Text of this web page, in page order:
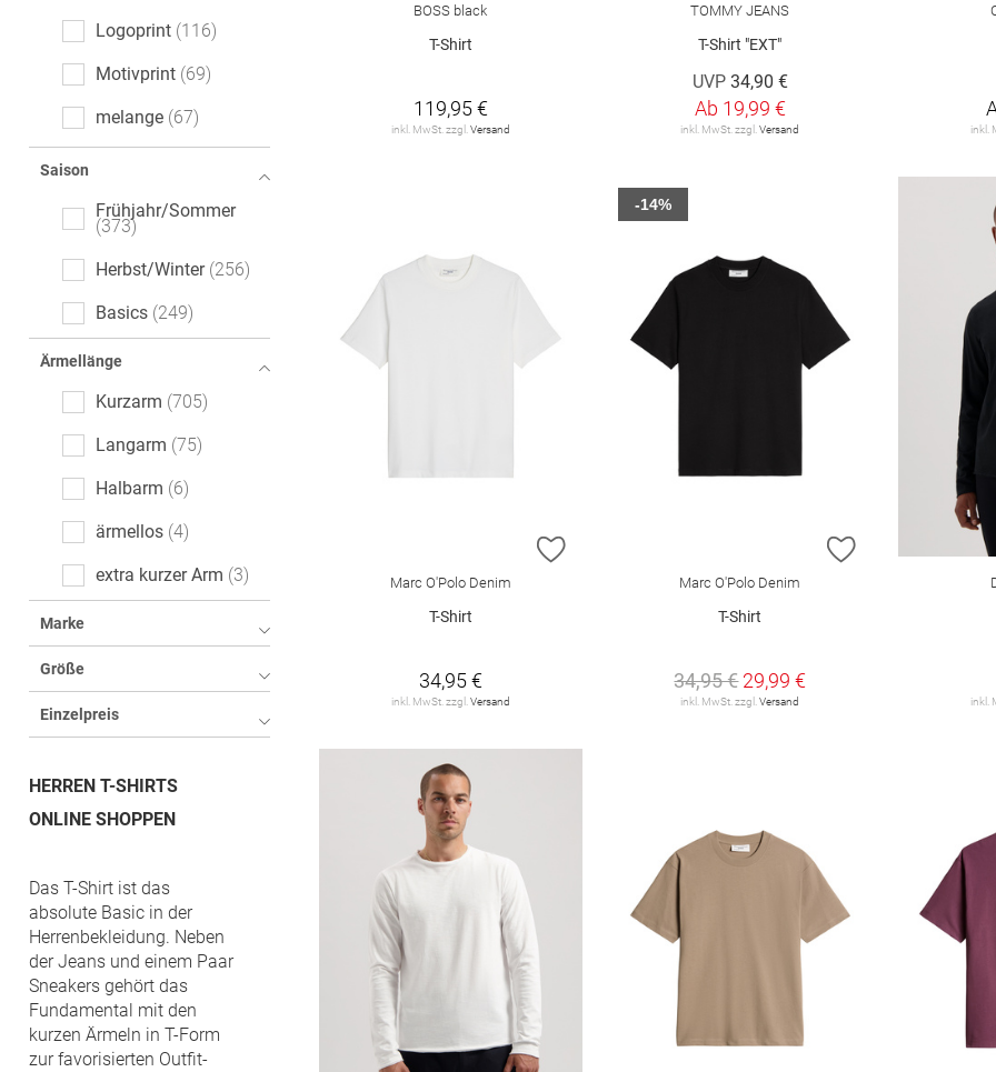
Logoprint 116
Motivprint 69
melange 67
Mottoprint 12
Denim 2
Fischgrätmuster
Saison
Frühjahr/Sommer
373
Herbst/Winter 256
Basics 249
Ärmellänge
Kurzarm 705
Langarm 75
Halbarm 6
ärmellos 4
extra kurzer Arm 3
Marke
Größe
Einzelpreis
HERREN T-SHIRTS
ONLINE SHOPPEN
Das T-Shirt ist das
absolute Basic in der
Herrenbekleidung. Neben
der Jeans und einem Paar
Sneakers gehört das
Fundamental mit den
kurzen Ärmeln in T-Form
zur favorisierten Outfit-
BOSS black
T-Shirt
119,95 €
inkl. MwSt. zzgl. Versand
TOMMY JEANS
T-Shirt "EXT"
UVP 34,90 €
Ab 19,99 €
inkl. MwSt. zzgl.Versand inkl.
ZUR WUNSCHLISTE HINZUFÜGEN
Marc O'Polo Denim
T-Shirt
34,95 €
inkl. MwSt. zzgl. Versand
ZUR
Marc O'Polo Denim
T-Shirt
34,95 € 29,99 €
inkl. MwSt. zzgl.Versand
-14%
inkl.